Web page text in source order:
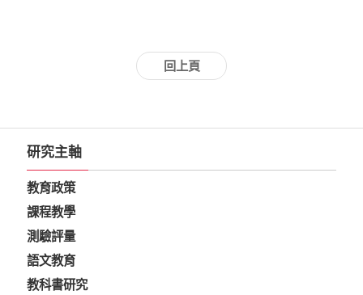
回上頁
研究主軸
教育政策
課程教學
測驗評量
語文教育
教科書研究